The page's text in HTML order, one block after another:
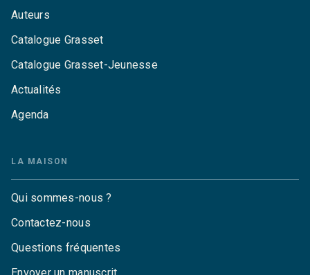
Auteurs
Catalogue Grasset
Catalogue Grasset-Jeunesse
Actualités
Agenda
LA MAISON
Qui sommes-nous ?
Contactez-nous
Questions fréquentes
Envoyer un manuscrit